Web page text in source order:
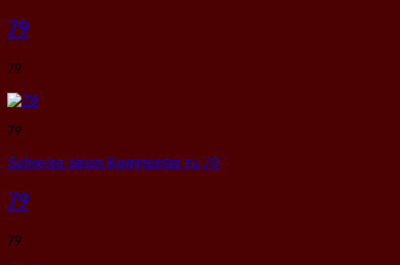
79
79
79
Schreibe einen Kommentar zu 79
79
79